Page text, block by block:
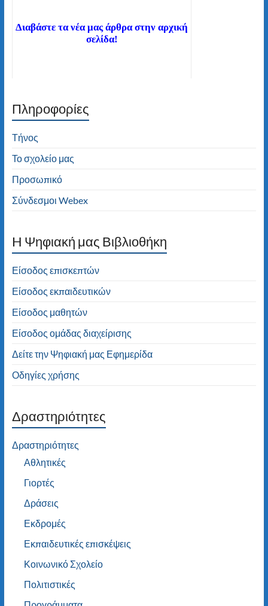
Καλώς ήλθατε στον ιστότοπο του 2ου
Δημοτικού Σχολείου Τήνου! Καλή
Διαβάστε τα νέα μας άρθρα στην αρχική
σελίδα!
Πληροφορίες
Τήνος
Το σχολείο μας
Προσωπικό
Σύνδεσμοι Webex
H Ψηφιακή μας Βιβλιοθήκη
Είσοδος επισκεπτών
Είσοδος εκπαιδευτικών
Είσοδος μαθητών
Είσοδος ομάδας διαχείρισης
Δείτε την Ψηφιακή μας Εφημερίδα
Οδηγίες χρήσης
Δραστηριότητες
Δραστηριότητες
Αθλητικές
Γιορτές
Δράσεις
Εκδρομές
Εκπαιδευτικές επισκέψεις
Κοινωνικό Σχολείο
Πολιτιστικές